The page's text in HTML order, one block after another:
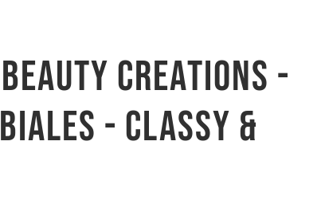
CREATIONS -
- CLASSY &